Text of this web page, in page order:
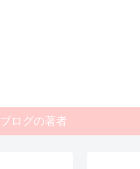
ブログの著者